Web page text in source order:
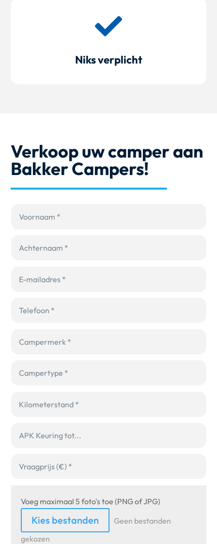

Niks verplicht
Verkoop uw camper aan
Bakker Campers!
Voeg maximaal 5 foto's toe (PNG of JPG)
Kies bestanden
Geen bestanden
gekozen